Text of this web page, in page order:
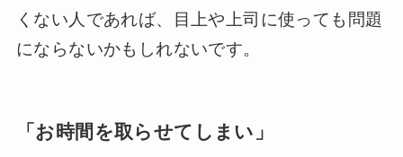
くない人であれば、目上や上司に使っても問題
にならないかもしれないです。
「お時間を取らせてしまい」